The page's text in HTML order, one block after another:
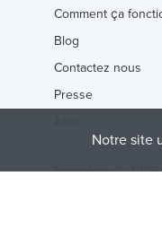
Comment ça
Blog
Contactez nous
Presse
Treatstock © 2026
Notre site